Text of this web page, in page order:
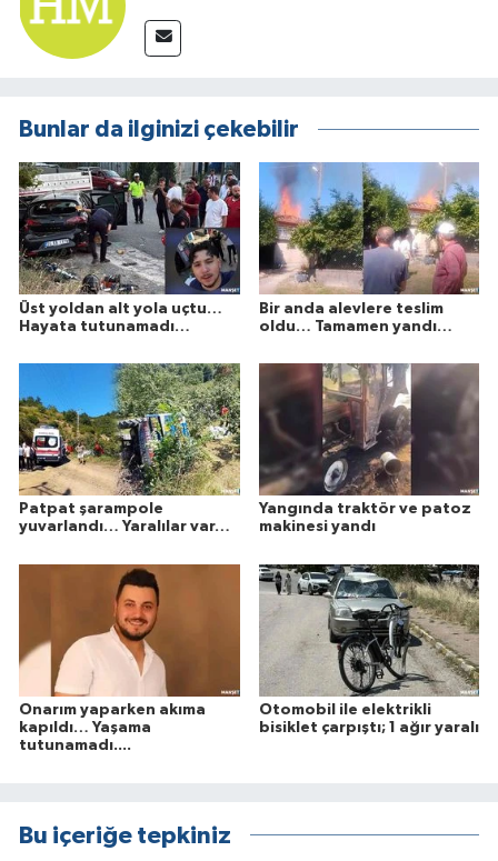
Bunlar da ilginizi çekebilir
Üst yoldan alt yola uçtu…
Hayata tutunamadı…
Bir anda alevlere teslim
oldu… Tamamen yandı…
Patpat şarampole
yuvarlandı… Yaralılar var…
Yangında traktör ve patoz
makinesi yandı
Onarım yaparken akıma
kapıldı… Yaşama
tutunamadı....
Otomobil ile elektrikli
bisiklet çarpıştı; 1 ağır yaralı
Bu içeriğe tepkiniz